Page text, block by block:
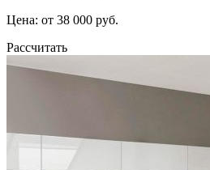
Цена: от 38 000 руб.
Рассчитать